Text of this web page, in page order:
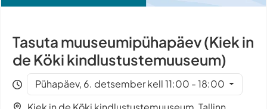
Tasuta muuseumipühapäev (Kiek in
de Köki kindlustustemuuseum)
Pühapäev, 6. detsember kell 11:00 - 18:00